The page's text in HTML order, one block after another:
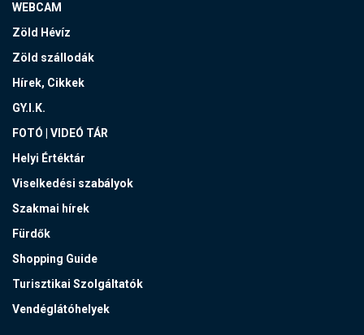
WEBCAM
Zöld Hévíz
Zöld szállodák
Hírek, Cikkek
GY.I.K.
FOTÓ | VIDEÓ TÁR
Helyi Értéktár
Viselkedési szabályok
Szakmai hírek
Fürdők
Shopping Guide
Turisztikai Szolgáltatók
Vendéglátóhelyek